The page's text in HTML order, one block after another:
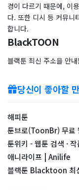
경이 다르기 때문에, 이
다. 또한 디시 등 커뮤니
합니다.
BlackTOON
블랙툰 최신 주소을 안
당신이 좋아할
해피툰
툰브로(ToonBr) 무료
툰위키 - 웹툰 검색 ·
애니라이프 | Anilife
블랙툰 Blacktoon 최